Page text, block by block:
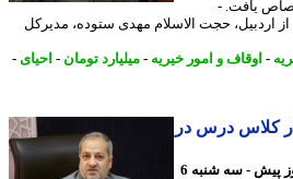
یافت. -
حجت الاسلام مهدی ستوده، مدیرکل
اوقاف و امور خیریه- میلیارد تومان-احیای-
50هزار کلاس درس در
10 روز پیش - سه شنبه 6